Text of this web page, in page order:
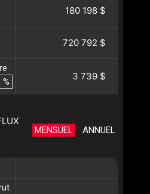
180 198 $
720 792 $
%
3 739 $
MENSUEL ANNUEL